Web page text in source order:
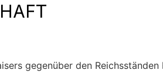
gegenüber den